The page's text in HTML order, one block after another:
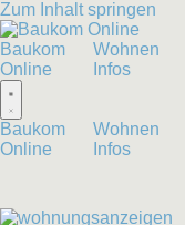
Zum Inhalt springen
Baukom
Online
Wohnen
Infos
Baukom
Online
Wohnen
Infos